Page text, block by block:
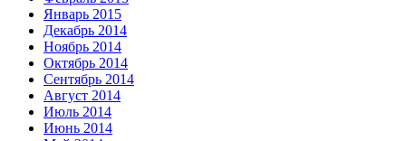
Январь 2015
Декабрь 2014
Ноябрь 2014
Октябрь 2014
Сентябрь 2014
Август 2014
Июль 2014
Июнь 2014